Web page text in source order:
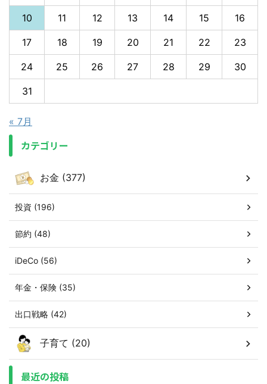
10 11 12 13 14 15 16
17 18 19 20 21 22 23
24 25 26 27 28 29 30
31
« 7月
カテゴリー
お金 (377)
投資 (196)
節約 (48)
iDeCo (56)
年金・保険 (35)
出口戦略 (42)
子育て (20)
最近の投稿